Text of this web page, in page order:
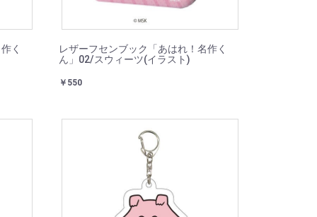
く
レザーフセンブック「あはれ！名作く
ん」02/スウィーツ(イラスト)
￥550